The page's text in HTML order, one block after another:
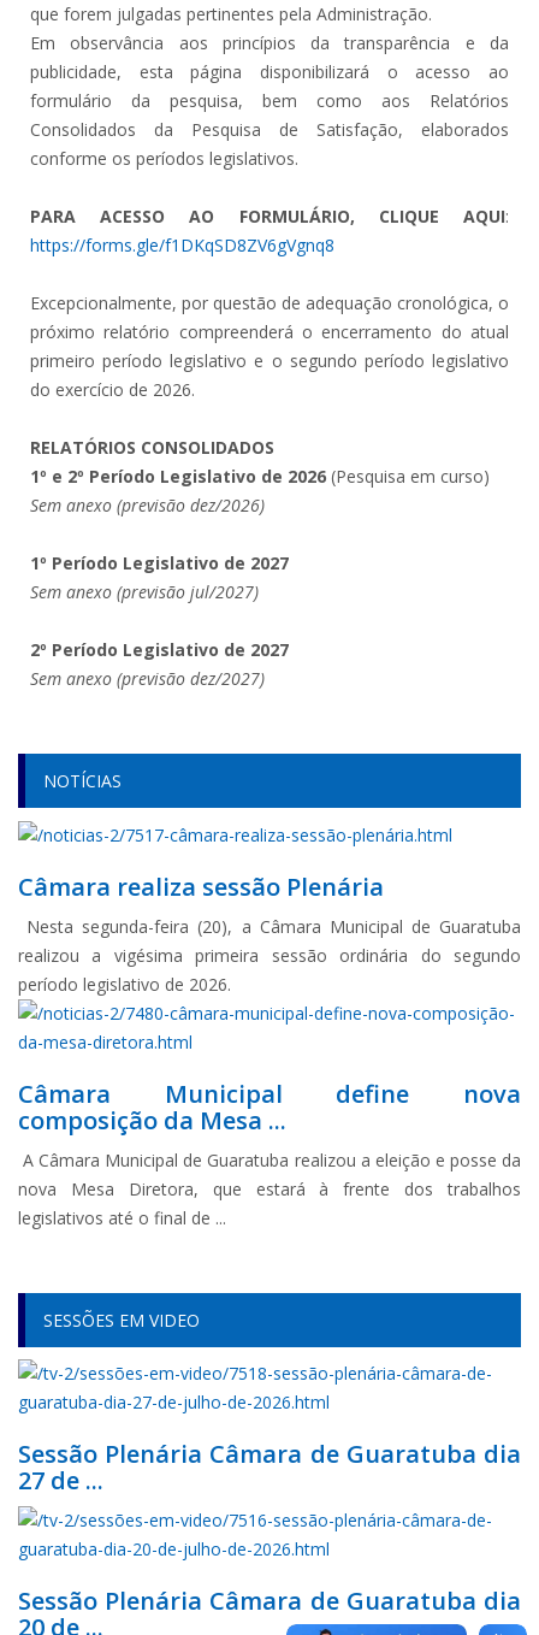
que forem julgadas pertinentes pela Administração.
Em observância aos princípios da transparência e da
publicidade, esta página disponibilizará o acesso ao
formulário da pesquisa, bem como aos Relatórios
Consolidados da Pesquisa de Satisfação, elaborados
conforme os períodos legislativos.
PARA ACESSO AO FORMULÁRIO, CLIQUE AQUI:
https://forms.gle/f1DKqSD8ZV6gVgnq8
Excepcionalmente, por questão de adequação cronológica, o
próximo relatório compreenderá o encerramento do atual
primeiro período legislativo e o segundo período legislativo
do exercício de 2026.
RELATÓRIOS CONSOLIDADOS
1º e 2º Período Legislativo de 2026 (Pesquisa em curso)
Sem anexo (previsão dez/2026)
1º Período Legislativo de 2027
Sem anexo (previsão jul/2027)
2º Período Legislativo de 2027
Sem anexo (previsão dez/2027)
NOTÍCIAS
Câmara realiza sessão Plenária
Nesta segunda-feira (20), a Câmara Municipal de Guaratuba
realizou a vigésima primeira sessão ordinária do segundo
período legislativo de 2026.
Câmara Municipal define nova
composição da Mesa ...
A Câmara Municipal de Guaratuba realizou a eleição e posse da
nova Mesa Diretora, que estará à frente dos trabalhos
legislativos até o final de ...
SESSÕES EM VIDEO
Sessão Plenária Câmara de Guaratuba dia
27 de ...
Sessão Plenária Câmara de Guaratuba dia
20 de ...